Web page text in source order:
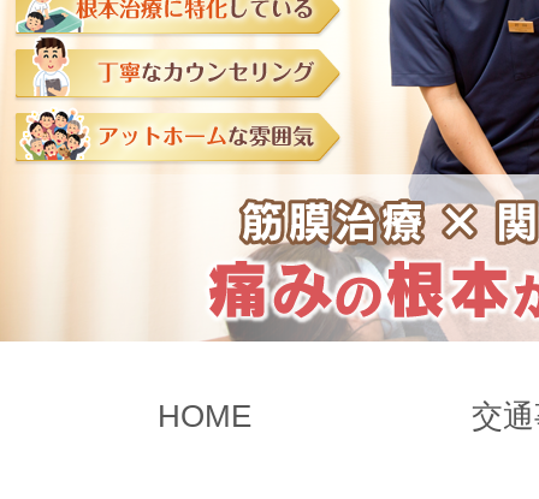
HOME 交